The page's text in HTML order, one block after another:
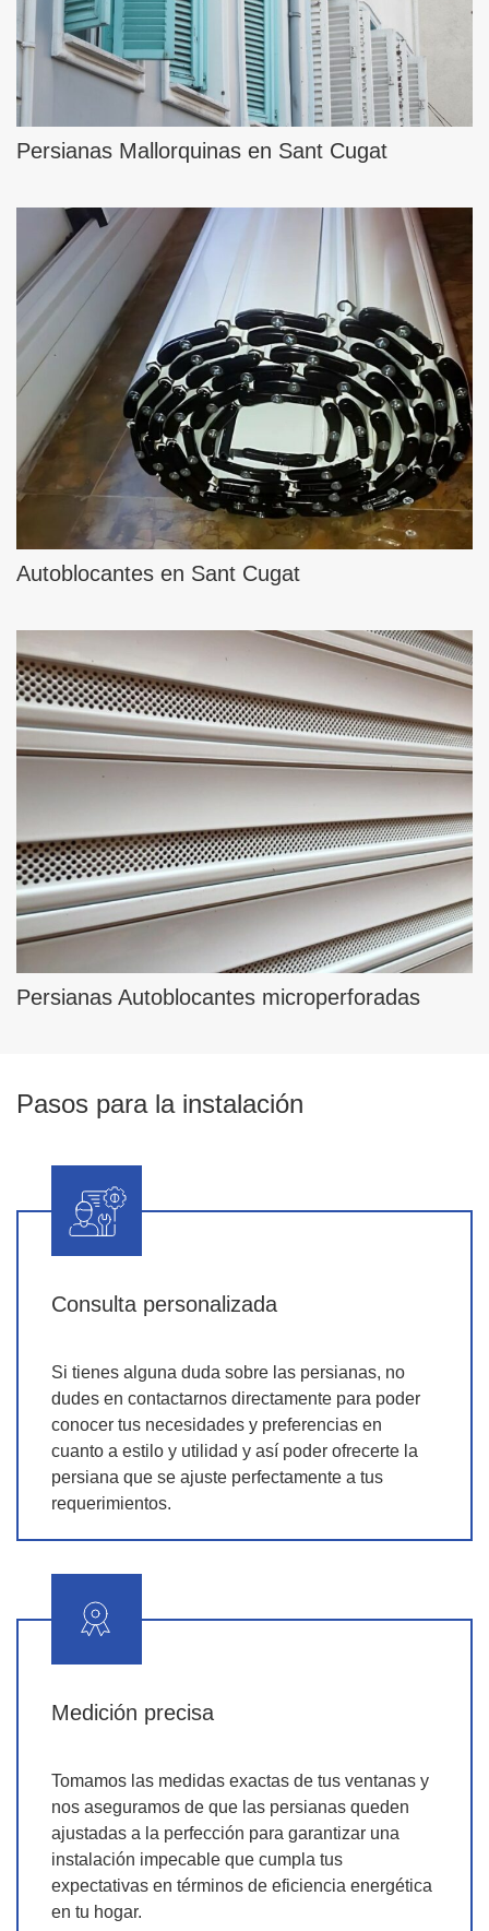
Persianas Mallorquinas en Sant Cugat
Autoblocantes en Sant Cugat
Persianas Autoblocantes microperforadas
Pasos para la instalación
Consulta personalizada
Si tienes alguna duda sobre las persianas, no
dudes en contactarnos directamente para poder
conocer tus necesidades y preferencias en
cuanto a estilo y utilidad y así poder ofrecerte la
persiana que se ajuste perfectamente a tus
requerimientos.
Medición precisa
Tomamos las medidas exactas de tus ventanas y
nos aseguramos de que las persianas queden
ajustadas a la perfección para garantizar una
instalación impecable que cumpla tus
expectativas en términos de eficiencia energética
en tu hogar.